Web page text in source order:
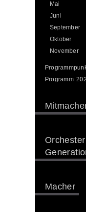
Mai
Juni
September
Oktober
November
Programm
Macher